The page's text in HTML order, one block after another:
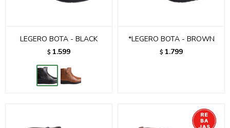
LEGERO BOTA - BLACK
$ 1.599
*LEGERO BOTA - BROWN
$ 1.799